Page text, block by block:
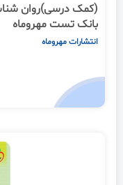
(کمک درسی)روان
بانک تست مهروماه
انتشارات مهروماه